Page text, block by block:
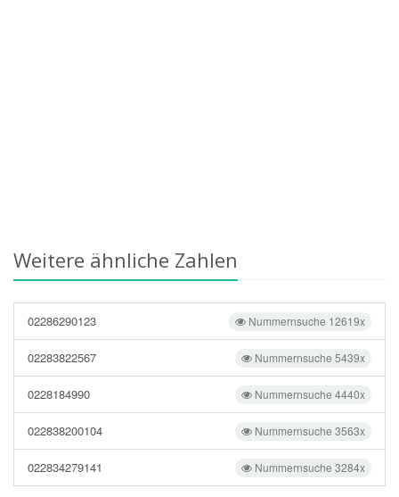
Weitere ähnliche Zahlen
Nummernsuche 12619x
02286290123
Nummernsuche 5439x
02283822567
Nummernsuche 4440x
0228184990
Nummernsuche 3563x
022838200104
Nummernsuche 3284x
022834279141